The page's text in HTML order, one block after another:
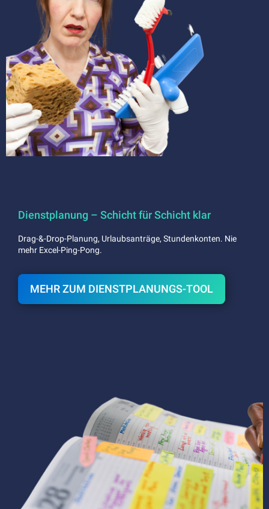
Dienstplanung – Schicht für Schicht klar
Drag-&-Drop-Planung, Urlaubsanträge, Stundenkonten. Nie
mehr Excel-Ping-Pong.
MEHR ZUM DIENSTPLANUNGS-TOOL